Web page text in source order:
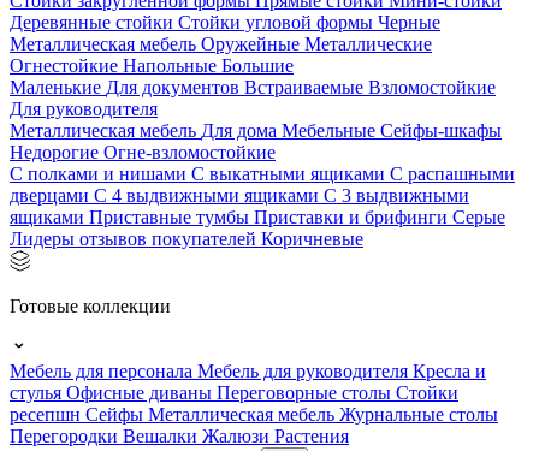
Деревянные стойки Стойки угловой формы Черные
Металлическая мебель Оружейные Металлические
Огнестойкие Напольные Большие
Маленькие Для документов Встраиваемые Взломостойкие
Для руководителя
Металлическая мебель Для дома Мебельные Сейфы-шкафы
Недорогие Огне-взломостойкие
С полками и нишами С выкатными ящиками С распашными
дверцами С 4 выдвижными ящиками С 3 выдвижными
ящиками Приставные тумбы Приставки и брифинги Серые
Лидеры отзывов покупателей Коричневые
Готовые коллекции
Мебель для персонала Мебель для руководителя Кресла и
стулья Офисные диваны Переговорные столы Стойки
ресепшн Сейфы Металлическая мебель Журнальные столы
Перегородки Вешалки Жалюзи Растения